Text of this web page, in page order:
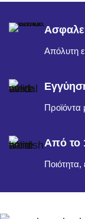
Απόλυτη
Προϊόντα
Από το
Ποιότητα,